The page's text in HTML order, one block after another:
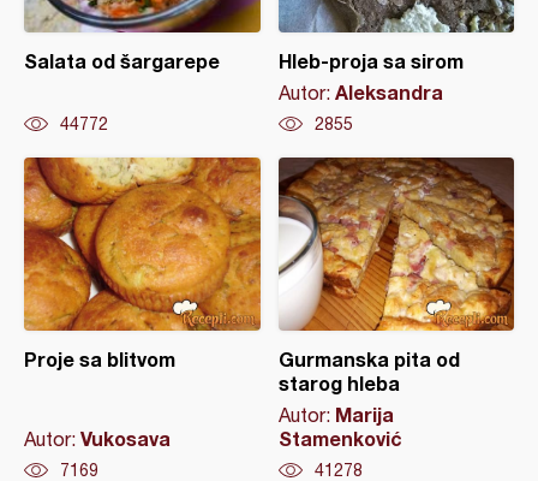
Salata od šargarepe
44772
Hleb-proja sa sirom
Autor: Aleksandra
2855
Proje sa blitvom
Autor: Vukosava
7169
Gurmanska pita od
starog hleba
Autor: Marija
Stamenković
41278